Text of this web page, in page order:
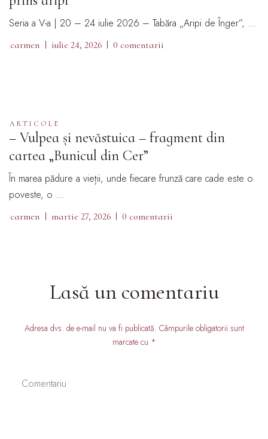
Seria a V-a | 20 – 24 iulie 2026 – Tabăra „Aripi de Înger”, …
carmen iulie 24, 2026 0 comentarii
ARTICOLE
– Vulpea și nevăstuica – fragment din
cartea „Bunicul din Cer”
În marea pădure a vieții, unde fiecare frunză care cade este o
poveste, o …
carmen martie 27, 2026 0 comentarii
Lasă un comentariu
Adresa dvs. de e-mail nu va fi publicată. Câmpurile obligatorii sunt
marcate cu *